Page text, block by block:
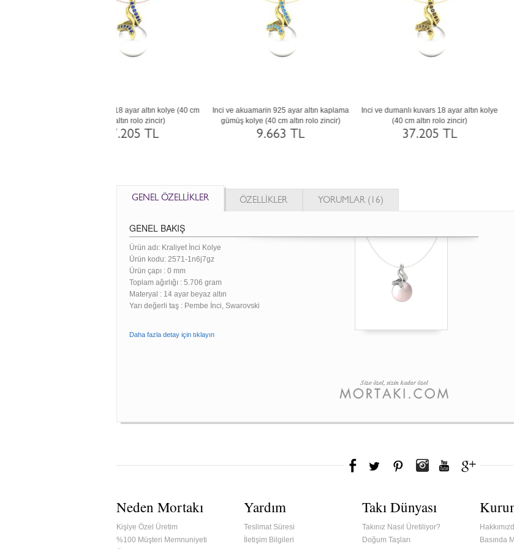
Pembe inci ve ametist 14 ayar beyaz altın
kolye (40 cm gümüş rolo zincir)
Siyah inci ve ametist 8 ayar beyaz altın
kolye (40 cm gümüş rolo zincir)
Inci ve beyaz zirkon 18 ayar
kolye (40 cm rose altın
GENEL ÖZELLİKLER ÖZELLİKLER YORUMLAR (16)
GENEL BAKIŞ
Ürün adı: Kraliyet İnci Kolye
Ürün kodu: 2571-1n6j7gz
Ürün çapı : 0 mm
Toplam ağırlığı : 5.706 gram
Materyal : 14 ayar beyaz altın
Yarı değerli taş : Pembe İnci, Swarovski
Daha fazla detay için tıklayın
Neden Mortakı
Kişiye Özel Üretim
%100 Müşteri Memnuniyeti
Yardım
Teslimat Süresi
İletişim Bilgileri
Takı Dünyası
Takınız Nasıl Üretiliyor?
Doğum Taşları
Basında